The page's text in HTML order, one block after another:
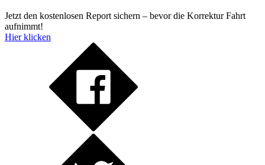
Jetzt den kostenlosen Report sichern – bevor die Korrektur Fahrt
aufnimmt!
Hier klicken